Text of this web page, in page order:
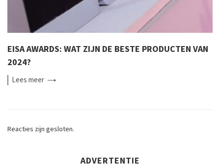
EISA AWARDS: WAT ZIJN DE BESTE PRODUCTEN VAN
2024?
Leesmeer
Reacties zijn gesloten.
ADVERTENTIE